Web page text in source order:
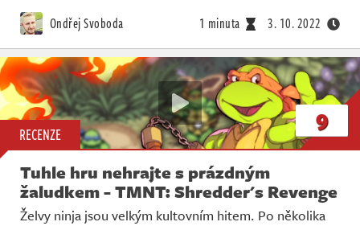
Ondřej Svoboda 1 minuta 3. 10. 2022
RECENZE 9
Tuhle hru nehrajte s prázdným
žaludkem - TMNT: Shredder's Revenge
Želvy ninja jsou velkým kultovním hitem. Po několika